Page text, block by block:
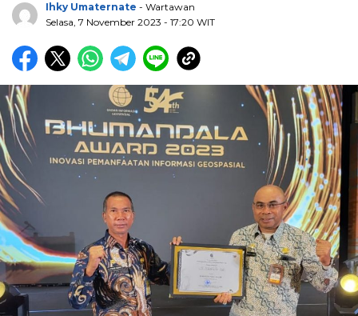
Ihky Umaternate - Wartawan
Selasa, 7 November 2023 - 17:20 WIT